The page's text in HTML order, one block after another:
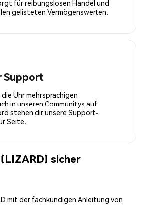
für reibungslosen Handel und
gelisteten Vermögenswerten.
Support
Uhr mehrsprachigen
in unseren Communitys auf
stehen dir unsere Support-
Seite.
sicher
mit der fachkundigen Anleitung von